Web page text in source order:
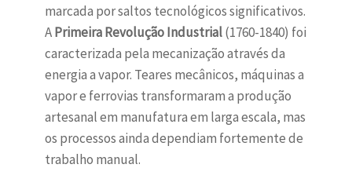
marcada por saltos tecnológicos significativos.
APrimeira Revolução Industrial(1760-1840) foi
caracterizada pela mecanização através da
energia a vapor. Teares mecânicos, máquinas a
vapor e ferrovias transformaram a produção
artesanal em manufatura em larga escala, mas
os processos ainda dependiam fortemente de
trabalho manual.